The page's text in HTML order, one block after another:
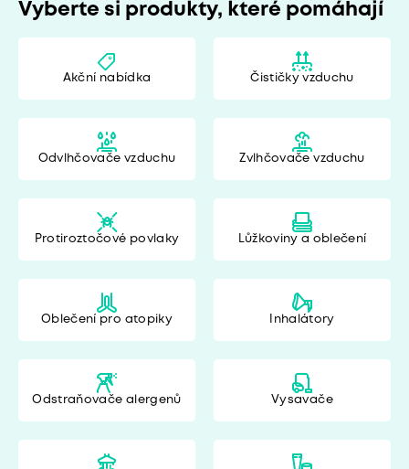
Vyberte si produkty, které pomáhají
Akční nabídka Čističky vzduchu
Odvlhčovače vzduchu Zvlhčovače vzduchu
Protiroztočové povlaky Lůžkoviny a oblečení
Oblečení pro atopiky Inhalátory
Odstraňovače alergenů Vysavače